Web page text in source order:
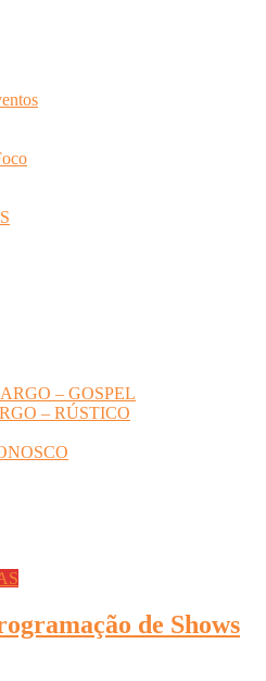
– GOSPEL
– RÚSTICO
de Shows